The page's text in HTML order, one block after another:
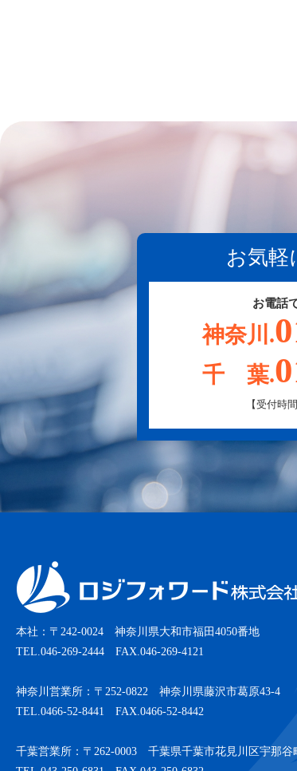
お気軽
お電話
神奈川.
千 葉.
【受付時
本社：〒242-0024 神奈川県大和市福田4050番地
TEL.046-269-2444 FAX.046-269-4121
神奈川営業所：〒252-0822 神奈川県藤沢市葛原43-4
TEL.0466-52-8441 FAX.0466-52-8442
千葉営業所：〒262-0003 千葉県千葉市花見川区宇那谷